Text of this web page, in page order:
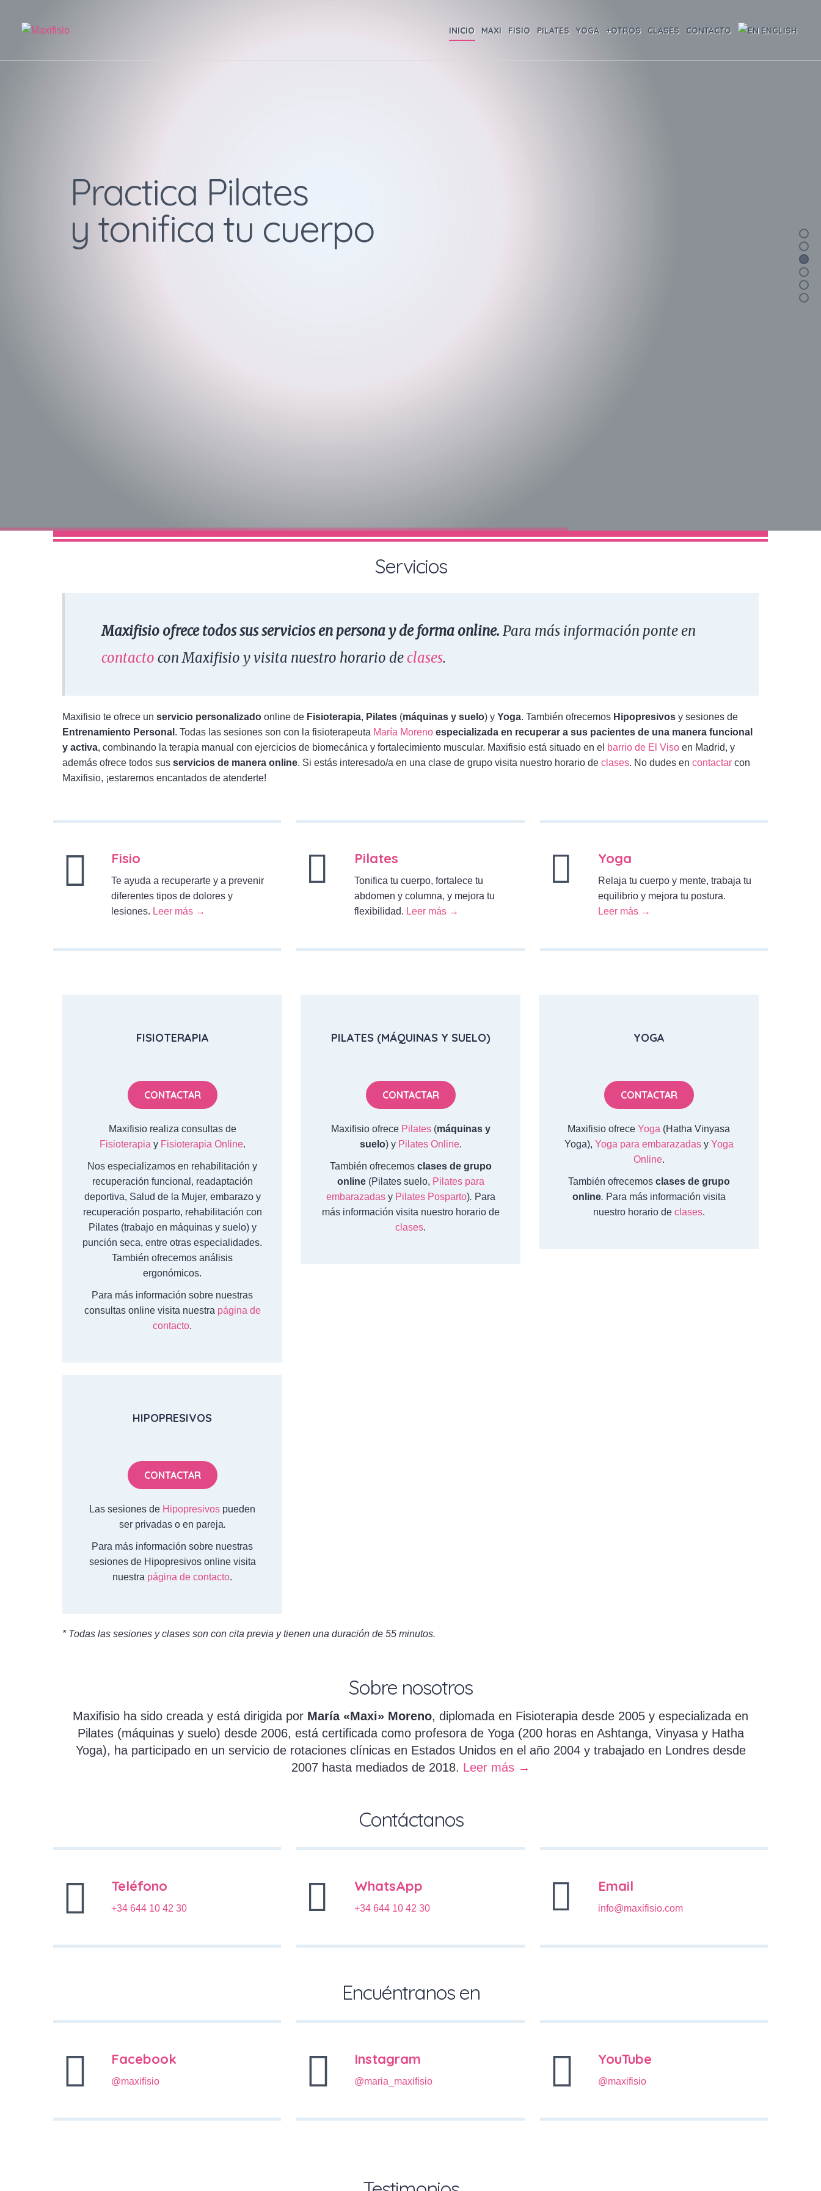
INICIO MAXI FISIO PILATES YOGA +OTROS CLASES CONTACTO ENGLISH
Practica Pilates
y tonifica tu cuerpo
Servicios
Maxifisio ofrece todos sus servicios en persona y de forma online. Para más información ponte en
contacto con Maxifisio y visita nuestro horario declases.
Maxifisio te ofrece un servicio personalizado online de Fisioterapia, Pilates (máquinas y suelo) y Yoga. También ofrecemos Hipopresivos y sesiones de
Entrenamiento Personal . Todas las sesiones son con la fisioterapeuta María Moreno especializada en recuperar a sus pacientes de una manera funcional
y activa, combinando la terapia manual con ejercicios de biomecánica y fortalecimiento muscular. Maxifisio está situado en el barrio de El Viso en Madrid, y
además ofrece todos sus servicios de manera online. Si estás interesado/a en una clase de grupo visita nuestro horario de clases. No dudes en contactar con
Maxifisio, ¡estaremos encantados de atenderte!
Fisio
Te ayuda a recuperarte y a prevenir
diferentes tipos de dolores y
lesiones. Leer más →
Pilates
Tonifica tu cuerpo, fortalece tu
abdomen y columna, y mejora tu
flexibilidad. Leer más →
Yoga
Relaja tu cuerpo y mente, trabaja tu
equilibrio y mejora tu postura.
Leer más →
FISIOTERAPIA
CONTACTAR
Maxifisio realiza consultas de
Fisioterapia y Fisioterapia Online.
Nos especializamos en rehabilitación y
recuperación funcional, readaptación
deportiva, Salud de la Mujer, embarazo y
recuperación posparto, rehabilitación con
Pilates (trabajo en máquinas y suelo) y
punción seca, entre otras especialidades.
También ofrecemos análisis
ergonómicos.
Para más información sobre nuestras
consultas online visita nuestra página de
contacto.
PILATES (MÁQUINAS Y SUELO)
CONTACTAR
Maxifisio ofrece Pilates(máquinas y
suelo) y Pilates Online.
También ofrecemos clases de grupo
online (Pilates suelo, Pilates para
embarazadasy Pilates Posparto). Para
más información visita nuestro horario de
clases.
YOGA
CONTACTAR
Maxifisio ofrece Yoga (Hatha Vinyasa
Yoga), Yoga para embarazadasy Yoga
Online.
También ofrecemosclases de grupo
online. Para más información visita
nuestro horario de clases.
HIPOPRESIVOS
CONTACTAR
Las sesiones de Hipopresivos pueden
ser privadas o en pareja.
Para más información sobre nuestras
sesiones de Hipopresivos online visita
nuestra página de contacto.
* Todas las sesiones y clases son con cita previa y tienen una duración de 55 minutos.
Sobre nosotros
Maxifisio ha sido creada y está dirigida por María «Maxi» Moreno, diplomada en Fisioterapia desde 2005 y especializada en
Pilates (máquinas y suelo) desde 2006, está certificada como profesora de Yoga (200 horas en Ashtanga, Vinyasa y Hatha
Yoga), ha participado en un servicio de rotaciones clínicas en Estados Unidos en el año 2004 y trabajado en Londres desde
2007 hasta mediados de 2018. Leer más →
Contáctanos
Teléfono
+34 644 10 42 30
WhatsApp
+34 644 10 42 30
Email
info@maxifisio.com
Encuéntranos en
Facebook
@maxifisio
Instagram
@maria_maxifisio
YouTube
@maxifisio